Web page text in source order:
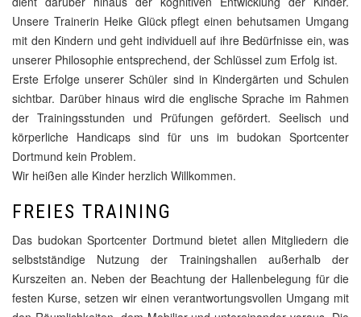
Unsere Trainerin Heike Glück pflegt einen behutsamen Umgang
mit den Kindern und geht individuell auf ihre Bedürfnisse ein, was
unserer Philosophie entsprechend, der Schlüssel zum Erfolg ist.
Erste Erfolge unserer Schüler sind in Kindergärten und Schulen
sichtbar. Darüber hinaus wird die englische Sprache im Rahmen
der Trainingsstunden und Prüfungen gefördert. Seelisch und
körperliche Handicaps sind für uns im budokan Sportcenter
Dortmund kein Problem.
Wir heißen alle Kinder herzlich Willkommen.
FREIES TRAINING
Das budokan Sportcenter Dortmund bietet allen Mitgliedern die
selbstständige Nutzung der Trainingshallen außerhalb der
Kurszeiten an. Neben der Beachtung der Hallenbelegung für die
festen Kurse, setzen wir einen verantwortungsvollen Umgang mit